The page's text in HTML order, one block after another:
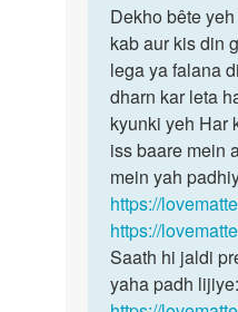
to
mam..mujje
please
advice
by
meenu
guleria...
Dekho
bête
yeh
keh
pana
ki
Dekho bête
kab aur kis din
lega ya falana
dharn kar leta
kyunki yeh Har
iss baare mein
mein yah
https://
https://
Saath hi jaldi
yaha padh lijiye: